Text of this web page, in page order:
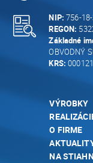
NIP: 756-
REGON:
Základné
OBVODNÝ
KRS:
VÝROBKY
O FIRME
NA